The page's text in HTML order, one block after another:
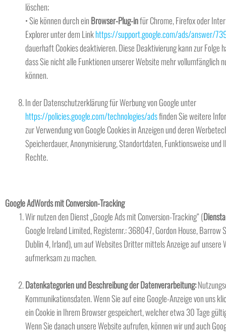
löschen;
• Sie können durch ein Browser-Plug-infür Chrome, Firefox oder
Explorer unter dem Linkhttps://support.google.com/ads/answer/
dauerhaft Cookies deaktivieren. Diese Deaktivierung kann zur Folge
dass Sie nicht alle Funktionen unserer Website mehr vollumfänglich
können.
In der Datenschutzerklärung für Werbung von Google unter
https://policies.google.com/technologies/adsfinden Sie weitere
zur Verwendung von Google Cookies in Anzeigen und deren
Speicherdauer, Anonymisierung, Standortdaten, Funktionsweise und
Rechte.
Google AdWords mit Conversion-Tracking
Wir nutzen den Dienst „Google Ads mit Conversion-Tracking“ (
Google Ireland Limited, Registernr.: 368047, Gordon House, Barrow
Dublin 4, Irland), um auf Websites Dritter mittels Anzeige auf unsere
aufmerksam zu machen.
Datenkategorien und Beschreibung der Datenverarbeitung:
Kommunikationsdaten. Wenn Sie auf eine Google-Anzeige von uns
ein Cookie in Ihrem Browser gespeichert, welcher etwa 30 Tage
Wenn Sie danach unsere Website aufrufen, können wir und auch